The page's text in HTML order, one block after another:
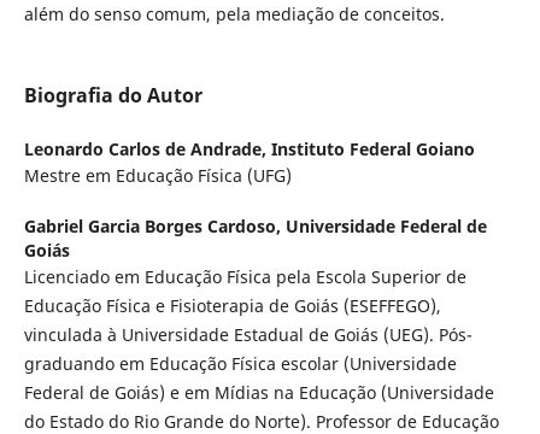
além do senso comum, pela mediação de conceitos.
Biografia do Autor
Leonardo Carlos de Andrade, Instituto Federal Goiano
Mestre em Educação Física (UFG)
Gabriel Garcia Borges Cardoso, Universidade Federal de
Goiás
Licenciado em Educação Física pela Escola Superior de
Educação Física e Fisioterapia de Goiás (ESEFFEGO),
vinculada à Universidade Estadual de Goiás (UEG). Pós-
graduando em Educação Física escolar (Universidade
Federal de Goiás) e em Mídias na Educação (Universidade
do Estado do Rio Grande do Norte). Professor de Educação